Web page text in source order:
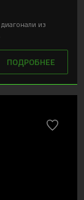
из
ПОДРОБНЕЕ